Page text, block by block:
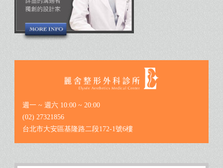
週一 ~ 週六 10:00 ~ 20:00
(02) 27321856
台北市大安區基隆路二段172-1號6樓